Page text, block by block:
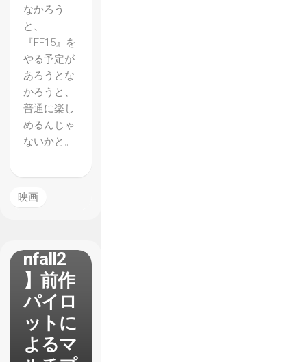
なかろう
と、
『FF15』を
やる予定が
あろうとな
かろうと、
普通に楽し
めるんじゃ
ないかと。
映画
nfall2
】前作
パイロ
ットに
よるマ